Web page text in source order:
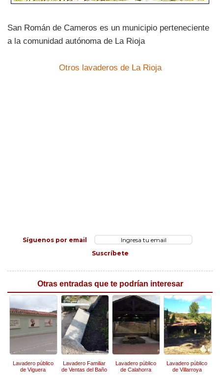
San Román de Cameros es un municipio perteneciente
a la comunidad autónoma de La Rioja
Otros lavaderos de La Rioja
Síguenos por email
Suscríbete
Otras entradas que te podrían interesar
Lavadero público
de Viguera
Lavadero Familiar
de Ventas del Baño
Lavadero público
de Calahorra
Lavadero público
de Villarroya